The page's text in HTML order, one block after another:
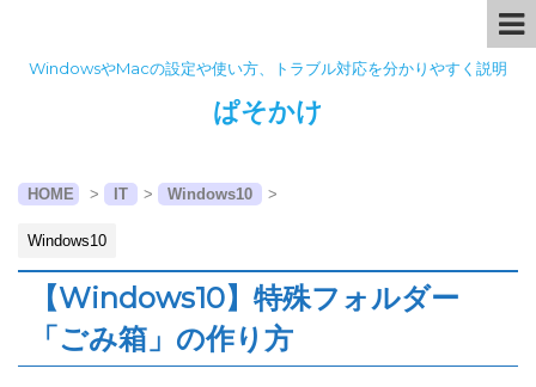
WindowsやMacの設定や使い方、トラブル対応を分かりやすく説明
ぱそかけ
HOME > IT > Windows10 >
Windows10
【Windows10】特殊フォルダー
「ごみ箱」の作り方